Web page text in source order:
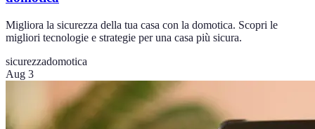
Migliora la sicurezza della tua casa con la domotica. Scopri le
migliori tecnologie e strategie per una casa più sicura.
sicurezzadomotica
Aug 3